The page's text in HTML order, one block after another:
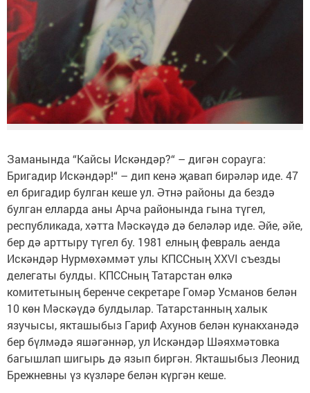
Заманында “Кайсы Искәндәр?“ – дигән сорауга:
Бригадир Искәндәр!“ – дип кенә җавап бирәләр иде. 47
ел бригадир булган кеше ул. Әтнә районы да бездә
булган елларда аны Арча районында гына түгел,
республикада, хәтта Мәскәүдә дә беләләр иде. Әйе, әйе,
бер дә арттыру түгел бу. 1981 елның февраль аенда
Искәндәр Нурмөхәммәт улы КПССның XXVI съезды
делегаты булды. КПССның Татарстан өлкә
комитетының беренче секретаре Гомәр Усманов белән
10 көн Мәскәүдә булдылар. Татарстанның халык
язучысы, якташыбыз Гариф Ахунов белән кунакханәдә
бер бүлмәдә яшәгәннәр, ул Искәндәр Шәяхмәтовка
багышлап шигырь дә язып биргән. Якташыбыз Леонид
Брежневны үз күзләре белән күргән кеше.